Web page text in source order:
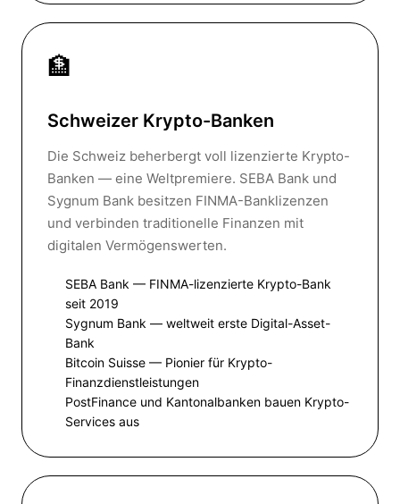
🏦
Schweizer Krypto-Banken
Die Schweiz beherbergt voll lizenzierte Krypto-
Banken — eine Weltpremiere. SEBA Bank und
Sygnum Bank besitzen FINMA-Banklizenzen
und verbinden traditionelle Finanzen mit
digitalen Vermögenswerten.
SEBA Bank — FINMA-lizenzierte Krypto-Bank
seit 2019
Sygnum Bank — weltweit erste Digital-Asset-
Bank
Bitcoin Suisse — Pionier für Krypto-
Finanzdienstleistungen
PostFinance und Kantonalbanken bauen Krypto-
Services aus